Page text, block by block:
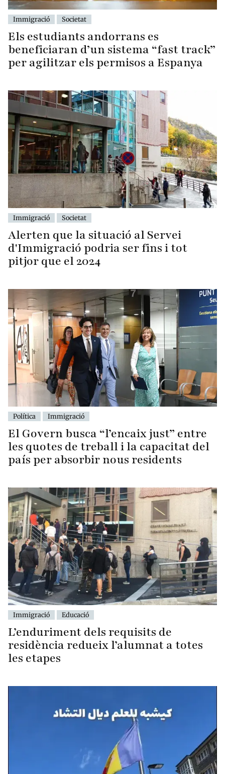
Immigració Societat
Els estudiants andorrans es
beneficiaran d’un sistema “fast track”
per agilitzar els permisos a Espanya
Immigració Societat
Alerten que la situació al Servei
d'Immigració podria ser fins i tot
pitjor que el 2024
Política Immigració
El Govern busca “l’encaix just” entre
les quotes de treball i la capacitat del
país per absorbir nous residents
Immigració Educació
L’enduriment dels requisits de
residència redueix l’alumnat a totes
les etapes